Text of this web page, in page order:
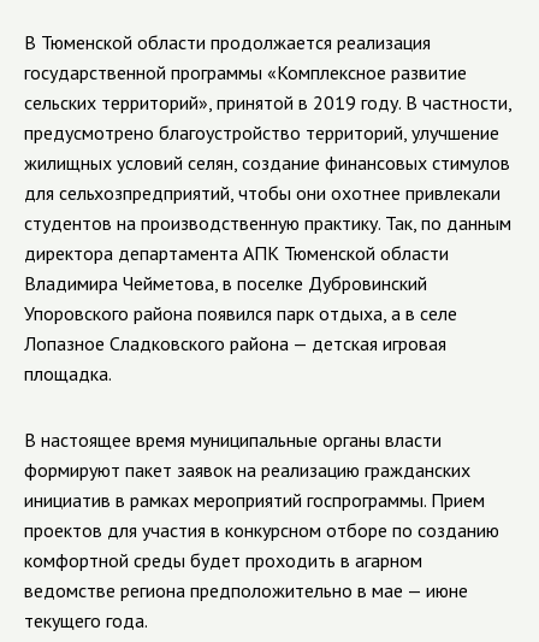
В Тюменской области продолжается реализация
государственной программы «Комплексное развитие
сельских территорий», принятой в 2019 году. В частности,
предусмотрено благоустройство территорий, улучшение
жилищных условий селян, создание финансовых стимулов
для сельхозпредприятий, чтобы они охотнее привлекали
студентов на производственную практику. Так, по данным
директора департамента АПК Тюменской области
Владимира Чейметова, в поселке Дубровинский
Упоровского района появился парк отдыха, а в селе
Лопазное Сладковского района — детская игровая
площадка.
В настоящее время муниципальные органы власти
формируют пакет заявок на реализацию гражданских
инициатив в рамках мероприятий госпрограммы. Прием
проектов для участия в конкурсном отборе по созданию
комфортной среды будет проходить в агарном
ведомстве региона предположительно в мае — июне
текущего года.